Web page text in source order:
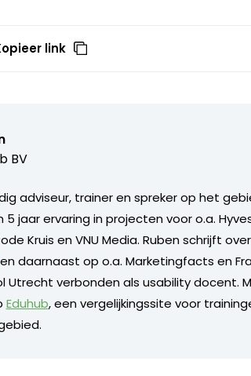
link
BV
adviseur, trainer en spreker op het
jaar ervaring in projecten voor o.a.
Kruis en VNU Media. Ruben schrijft
en daarnaast op o.a. Marketingfacts en
Utrecht verbonden als usability docent.
Eduhub, een vergelijkingssite voor